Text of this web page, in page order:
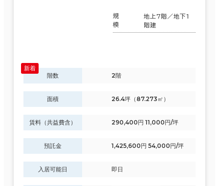
規
模
地上7階／地下1
階建
階数 2階
面積 26.4坪（87.273㎡）
賃料（共益費含） 290,400円 11,000円/坪
預託金 1,425,600円 54,000円/坪
入居可能日 即日